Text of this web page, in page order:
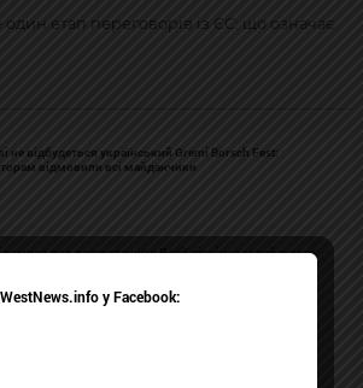
один етап переговорів із ЄС: що означає
не відбудеться український Gremi Borsch Fest:
відмовили всі майданчики
про розгортання у Росії північнокорейського
у Facebook: